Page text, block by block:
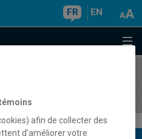
FR EN
afin de collecter des
d’améliorer votre